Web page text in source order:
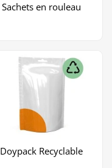
Sachets en rouleau
Doypack Recyclable